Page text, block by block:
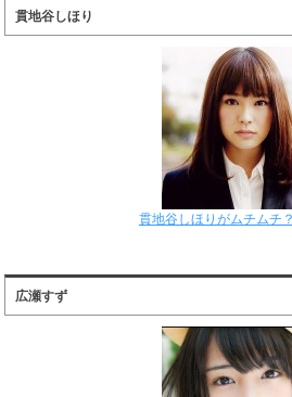
貫地谷しほり
貫地谷しほりがムチムチ
広瀬すず